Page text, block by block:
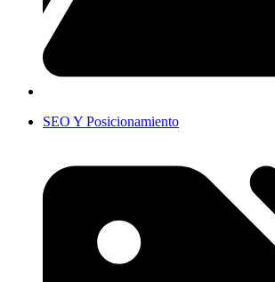
SEO Y Posicionamiento